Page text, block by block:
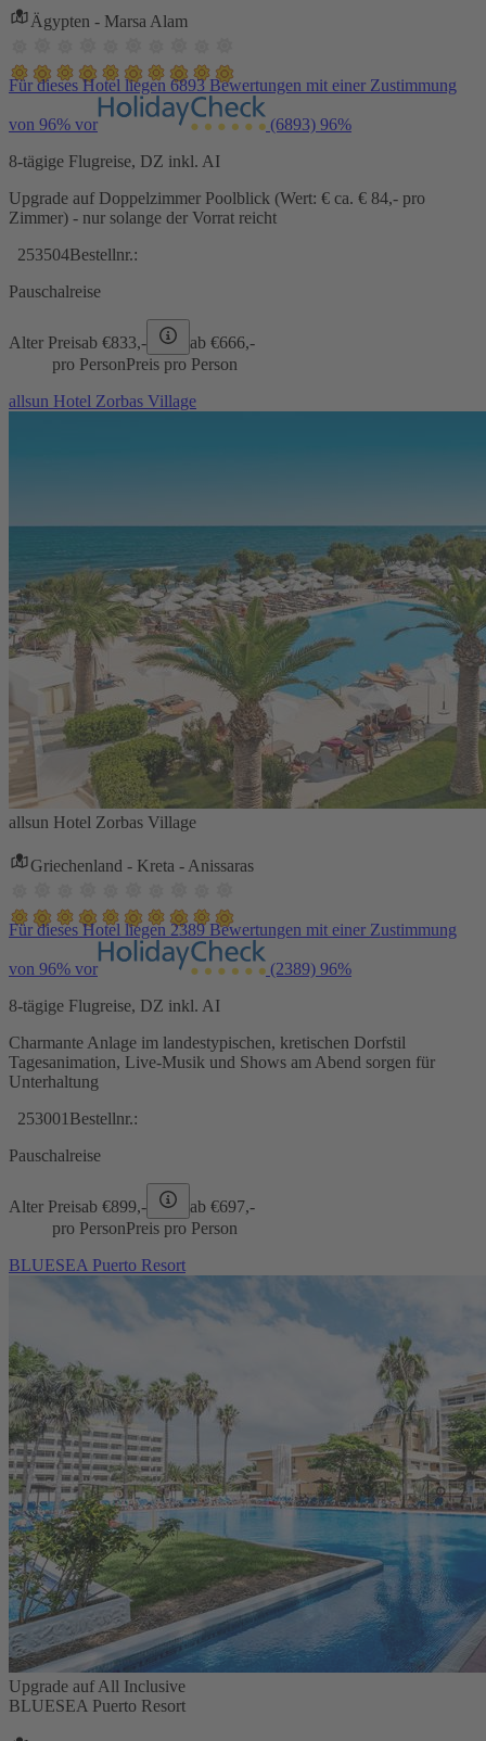
Ägypten - Marsa Alam
Für dieses Hotel liegen 6893 Bewertungen mit einer Zustimmung
von 96% vor (6893) 96%
8-tägige Flugreise, DZ inkl. AI
Upgrade auf Doppelzimmer Poolblick (Wert: € ca. € 84,- pro
Zimmer) - nur solange der Vorrat reicht
253504Bestellnr.:
Pauschalreise
Alter Preisab €833,- ab €666,-
pro PersonPreis pro Person
allsun Hotel Zorbas Village
allsun Hotel Zorbas Village
Griechenland - Kreta - Anissaras
Für dieses Hotel liegen 2389 Bewertungen mit einer Zustimmung
von 96% vor (2389) 96%
8-tägige Flugreise, DZ inkl. AI
Charmante Anlage im landestypischen, kretischen Dorfstil
Tagesanimation, Live-Musik und Shows am Abend sorgen für
Unterhaltung
253001 Bestellnr.:
Pauschalreise
Alter Preisab €899,- ab €697,-
pro PersonPreis pro Person
BLUESEA Puerto Resort
Upgrade auf All Inclusive
BLUESEA Puerto Resort